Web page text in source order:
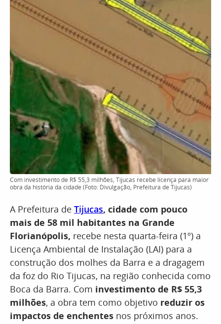
Com investimento de R$ 55,3 milhões, Tijucas recebe licença para maior
obra da história da cidade (Foto: Divulgação, Prefeitura de Tijucas)
A Prefeitura de Tijucas, cidade com pouco
mais de 58 mil habitantes na Grande
Florianópolis, recebe nesta quarta-feira (1º) a
Licença Ambiental de Instalação (LAI) para a
construção dos molhes da Barra e a dragagem
da foz do Rio Tijucas, na região conhecida como
Boca da Barra. Com investimento de R$ 55,3
milhões, a obra tem como objetivo reduzir os
impactos de enchentes nos próximos anos.